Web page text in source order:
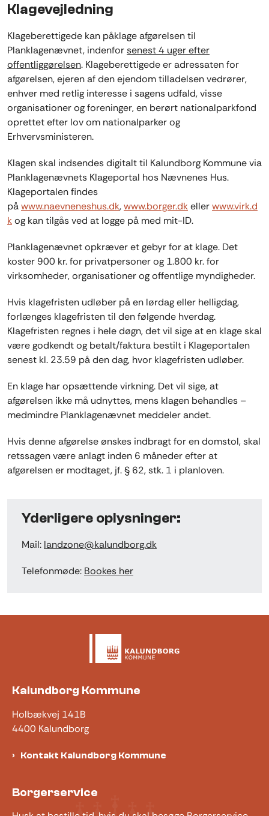
Klagevejledning
Klageberettigede kan påklage afgørelsen til
Planklagenævnet, indenforsenest 4 uger efter
offentliggørelsen. Klageberettigede er adressaten for
afgørelsen, ejeren af den ejendom tilladelsen vedrører,
enhver med retlig interesse i sagens udfald, visse
organisationer og foreninger, en berørt nationalparkfond
oprettet efter lov om nationalparker og
Erhvervsministeren.
Klagen skal indsendes digitalt til Kalundborg Kommune via
Planklagenævnets Klageportal hos Nævnenes Hus.
Klageportalen findes
påwww.naevneneshus.dk,www.borger.dkellerwww.virk.d
kog kan tilgås ved at logge på med mit-ID.
Planklagenævnet opkræver et gebyr for at klage. Det
koster 900 kr. for privatpersoner og 1.800 kr. for
virksomheder, organisationer og offentlige myndigheder.
Hvis klagefristen udløber på en lørdag eller helligdag,
forlænges klagefristen til den følgende hverdag.
Klagefristen regnes i hele døgn, det vil sige at en klage skal
være godkendt og betalt/faktura bestilt i Klageportalen
senest kl. 23.59 på den dag, hvor klagefristen udløber.
En klage har opsættende virkning. Det vil sige, at
afgørelsen ikke må udnyttes, mens klagen behandles –
medmindre Planklagenævnet meddeler andet.
Hvis denne afgørelse ønskes indbragt for en domstol, skal
retssagen være anlagt inden 6 måneder efter at
afgørelsen er modtaget, jf. § 62, stk. 1 i planloven.
Yderligere oplysninger:
Mail: landzone@kalundborg.dk
Telefonmøde: Bookes her
Kalundborg Kommune
Holbækvej 141B
4400 Kalundborg
Kontakt Kalundborg Kommune
Borgerservice